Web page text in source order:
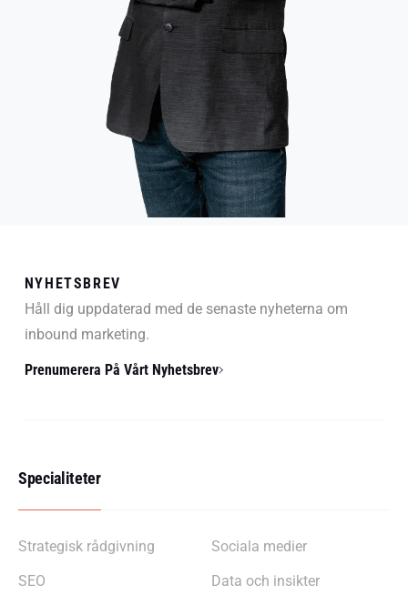
NYHETSBREV
Håll dig uppdaterad med de senaste nyheterna om
inbound marketing.
Prenumerera På Vårt Nyhetsbrev
Specialiteter
Strategisk rådgivning
SEO
Sociala medier
Data och insikter